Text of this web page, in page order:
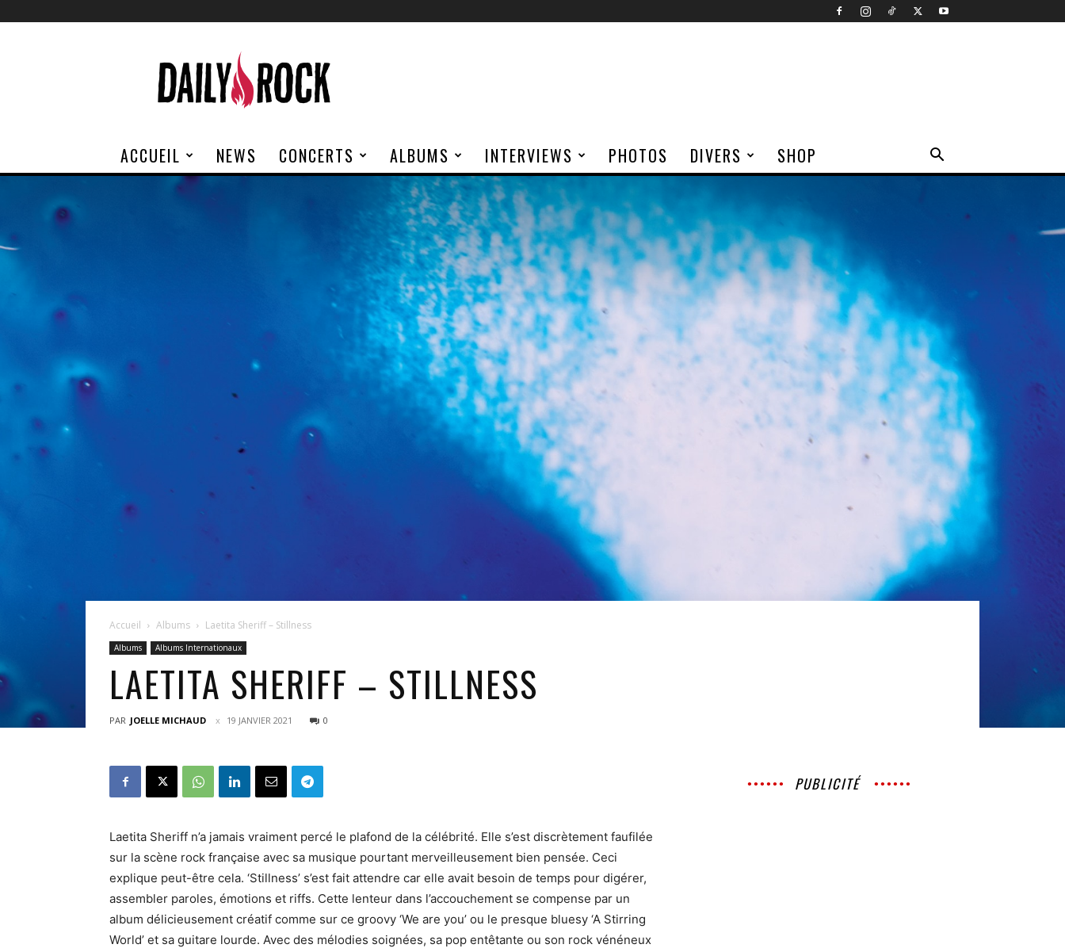
Rock
ACCUEIL NEWS CONCERTS ALBUMS INTERVIEWS PHOTOS DIVERS SHOP
Accueil Albums Laetita Sheriff – Stillness
Albums Albums Internationaux
LAETITA SHERIFF – STILLNESS
PAR JOELLE MICHAUD 19 JANVIER 2021 0
Laetita Sheriff n’a jamais vraiment percé le plafond de la célébrité. Elle s’est discrètement faufilée
sur la scène rock française avec sa musique pourtant merveilleusement bien pensée. Ceci
explique peut-être cela. ‘Stillness’ s’est fait attendre car elle avait besoin de temps pour digérer,
assembler paroles, émotions et riffs. Cette lenteur dans l’accouchement se compense par un
album délicieusement créatif comme sur ce groovy ‘We are you’ ou le presque bluesy ‘A Stirring
World’ et sa guitare lourde. Avec des mélodies soignées, sa pop entêtante ou son rock vénéneux
PUBLICITÉ